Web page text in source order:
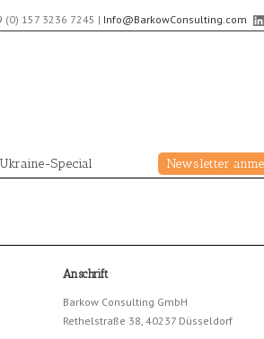
(0) 157 3236 7245 | Info@BarkowConsulting.com
Ukraine-Special Newsletter
Anschrift
Barkow Consulting GmbH
Rethelstraße 38, 40237 Düsseldorf